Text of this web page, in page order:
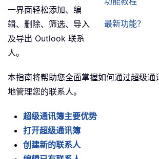
最新功能？
一界面轻松添加、编
辑、删除、筛选、导入
及导出 Outlook 联系
人。
本指南将帮助您全面掌握如何通过超级通
地管理您的联系人。
超级通讯簿主要优势
打开超级通讯簿
创建新的联系人